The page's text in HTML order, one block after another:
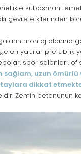
subasman
çevre etkilerinden
montaj alanına
yapılar prefabrik
spor salonları,
sağlam, uzun ömürlü
dikkat
Zemin betonunun